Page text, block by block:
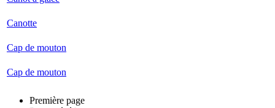
Canotte
Cap de mouton
Cap de mouton
Première page